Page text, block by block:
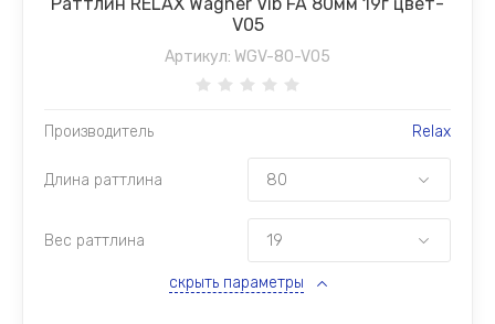
V05
Артикул: WGV-80-V05
Производитель Relax
Длина раттлина
Вес раттлина
скрыть параметры